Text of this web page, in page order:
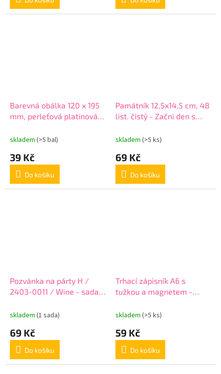
Barevná obálka 120 x 195
mm, perleťová platinová
skladem (>5 bal)
39 Kč
Do košíku
Památník 12,5x14,5 cm, 48
list. čistý - Začni den s
skladem (>5 ks)
69 Kč
Do košíku
Pozvánka na párty H /
2403-0011 / Wine - sada
skladem (1 sada)
69 Kč
Do košíku
Trhací zápisník A6 s
tužkou a magnetem -
skladem (>5 ks)
59 Kč
Do košíku